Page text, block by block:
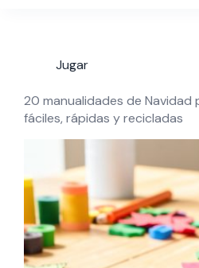
Jugar
20 manualidades de Navidad
fáciles, rápidas y recicladas